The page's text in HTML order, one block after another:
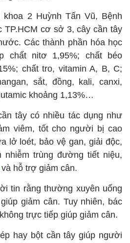
2 Huỳnh Tấn Vũ, Bệnh
cơ sở 3, cây cần tây
Các thành phần hóa học
chất nitơ 1,95%; chất béo
chất tro, vitamin A, B, C;
sắt, đồng, kali, canxi,
khoảng 1,13%…
tây có nhiều tác dụng như
viêm, tốt cho người bị cao
lở loét, bảo vệ gan, giải độc,
nhiễm trùng đường tiết niệu,
và hỗ trợ giảm cân.
tin rằng thường xuyên uống
giảm cân. Tuy nhiên, bác
trực tiếp giúp giảm cân.
hay bột cần tây giúp người